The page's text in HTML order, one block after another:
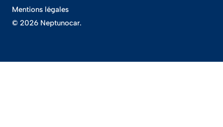
© 2026 Neptunocar.
Mentions légales